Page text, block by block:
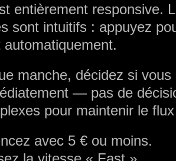
entièrement responsive.
sont intuitifs : appuyez
manche, décidez si
— pas de
pour maintenir le
avec 5 € ou moins.